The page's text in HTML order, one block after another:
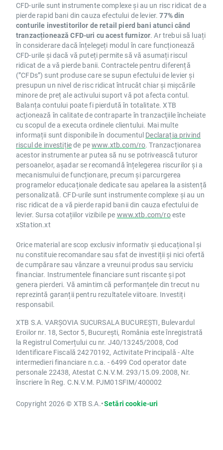
CFD-urile sunt instrumente complexe și au un risc ridicat de a
pierde rapid bani din cauza efectului de levier.77% din
conturile investitorilor de retail pierd bani atunci când
tranzacționează CFD-uri cu acest furnizor. Ar trebui să luați
în considerare dacă înțelegeți modul în care funcționează
CFD-urile și dacă vă puteți permite să vă asumați riscul
ridicat de a vă pierde banii. Contractele pentru diferență
(”CFDs”) sunt produse care se supun efectului de levier și
presupun un nivel de risc ridicat întrucât chiar și mișcările
minore de preț ale activului suport vă pot afecta contul.
Balanța contului poate fi pierdută în totalitate. XTB
acţionează în calitate de contraparte în tranzacţiile încheiate
cu scopul de a executa ordinele clientului. Mai multe
informații sunt disponibile în documentul Declarația privind
riscul de investițiede pewww.xtb.com/ro. Tranzacționarea
acestor instrumente ar putea să nu se potrivească tuturor
persoanelor, așadar se recomandă înțelegerea riscurilor și a
mecanismului de funcționare, precum și parcurgerea
programelor educaționale dedicate sau apelarea la asistență
personalizată. CFD-urile sunt instrumente complexe și au un
risc ridicat de a vă pierde rapid banii din cauza efectului de
levier. Sursa cotațiilor vizibile pe www.xtb.com/roeste
xStation.xt
Orice material are scop exclusiv informativ și educațional și
nu constituie recomandare sau sfat de investiții și nici ofertă
de cumpărare sau vânzare a vreunui produs sau serviciu
financiar. Instrumentele financiare sunt riscante și pot
genera pierderi. Vă amintim că performanțele din trecut nu
reprezintă garanții pentru rezultatele viitoare. Investiți
responsabil.
XTB S.A. VARȘOVIA SUCURSALA BUCUREȘTI, Bulevardul
Eroilor nr. 18, Sector 5, București, România este înregistrată
la Registrul Comerțului cu nr. J40/13245/2008, Cod
Identificare Fiscală 24270192, Activitate Principală - Alte
intermedieri financiare n.c.a. - 6499 Cod operator date
personale 22438, Atestat C.N.V.M. 293/15.09.2008, Nr.
înscriere în Reg. C.N.V.M. PJM01SFIM/400002
Copyright 2026 © XTB S.A.•Setări cookie-uri